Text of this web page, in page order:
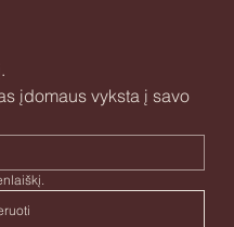
įdomaus vyksta į savo